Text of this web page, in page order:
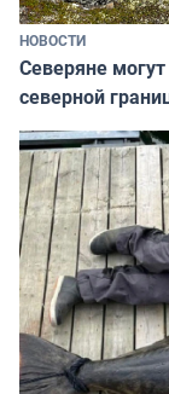
НОВОСТИ
Северяне
северной